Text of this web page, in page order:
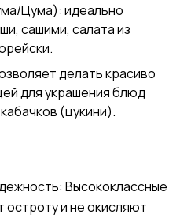
Цума): идеально
сашими, салата из
делать красиво
для украшения блюд
(цукини).
Высококлассные
остроту и не окисляют